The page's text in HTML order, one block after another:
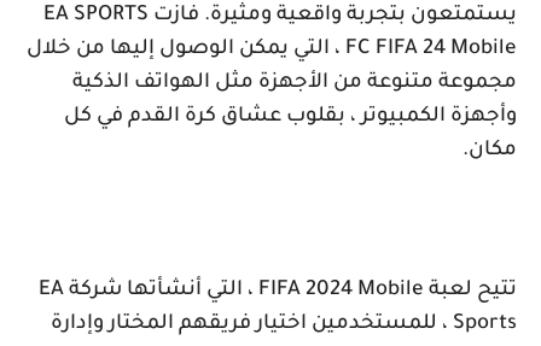
يستمتعون بتجربة واقعية ومثيرة. فازت EA SPORTS
FC FIFA 24 Mobile ، التي يمكن الوصول إليها من خلال
مجموعة متنوعة من الأجهزة مثل الهواتف الذكية
وأجهزة الكمبيوتر ، بقلوب عشاق كرة القدم في كل
مكان.
تتيح لعبة FIFA 2024 Mobile ، التي أنشأتها شركة EA
Sports ، للمستخدمين اختيار فريقهم المختار وإدارة